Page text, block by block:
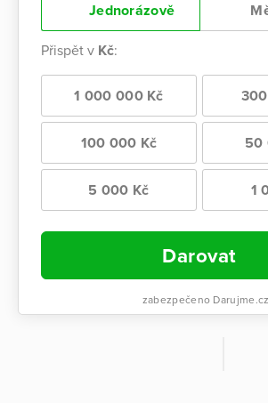
Jednorázově
Přispět v Kč:
1 000 000 Kč
100 000 Kč 50
5 000 Kč 1
Darovat
zabezpečeno Darujme.cz